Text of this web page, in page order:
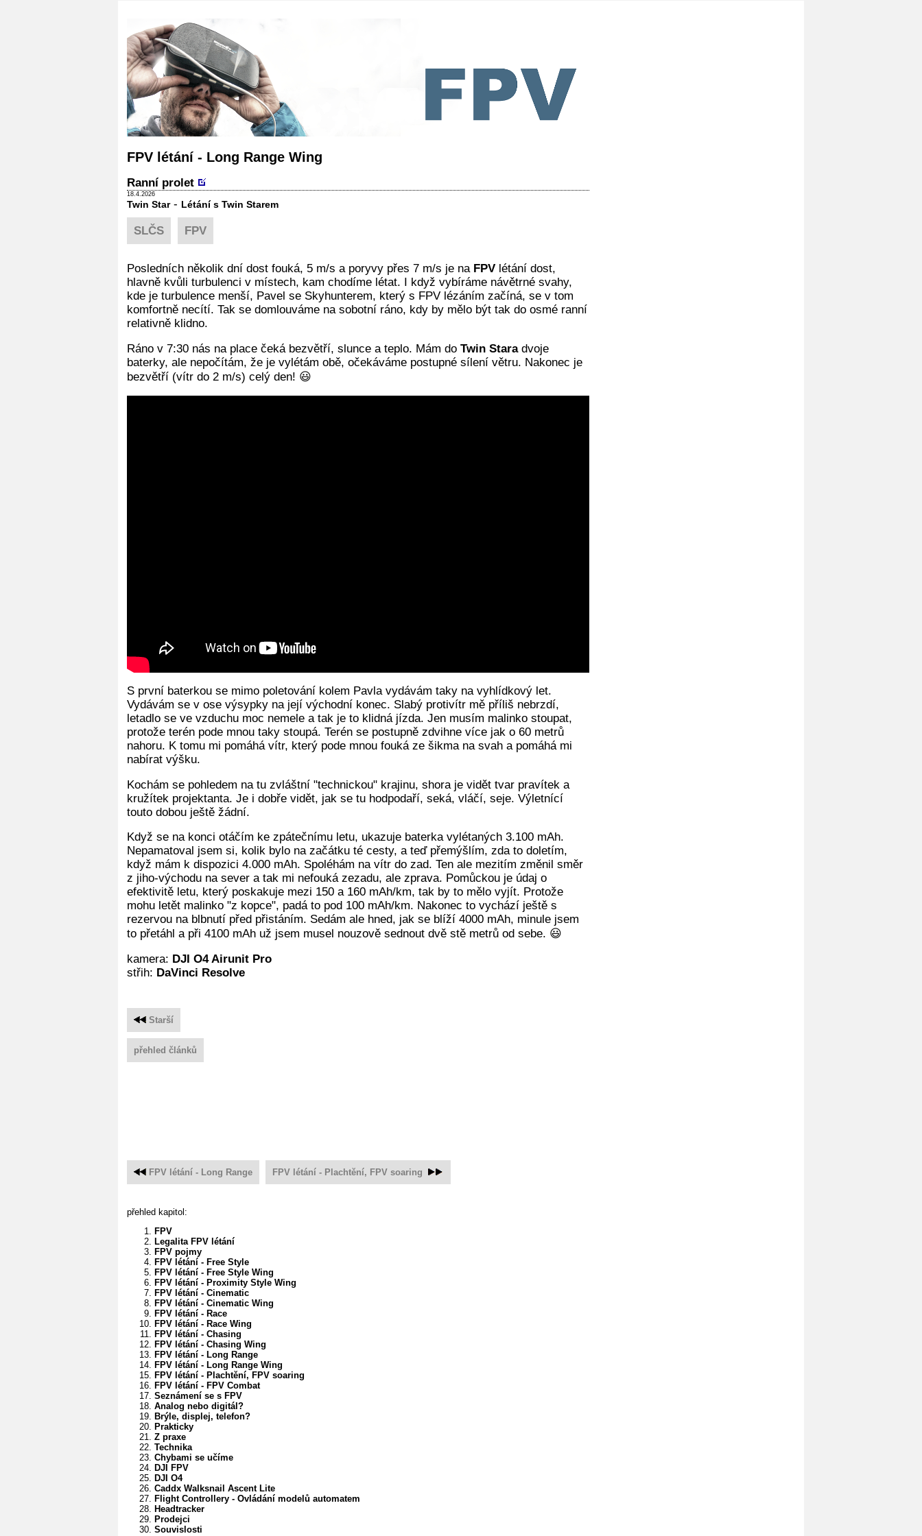
FPV létání - Long Range Wing
Ranní prolet
18.4.2026
Twin Star- Létání s Twin Starem
SLČS FPV
Posledních několik dní dost fouká, 5 m/s a poryvy přes 7 m/s je na FPV létání dost,
hlavně kvůli turbulenci v místech, kam chodíme létat. I když vybíráme návětrné svahy,
kde je turbulence menší, Pavel se Skyhunterem, který s FPV lézáním začíná, se v tom
komfortně necítí. Tak se domlouváme na sobotní ráno, kdy by mělo být tak do osmé ranní
relativně klidno.
Ráno v 7:30 nás na place čeká bezvětří, slunce a teplo. Mám do Twin Staradvoje
baterky, ale nepočítám, že je vylétám obě, očekáváme postupné sílení větru. Nakonec je
bezvětří (vítr do 2 m/s) celý den! 😃
S první baterkou se mimo poletování kolem Pavla vydávám taky na vyhlídkový let.
Vydávám se v ose výsypky na její východní konec. Slabý protivítr mě příliš nebrzdí,
letadlo se ve vzduchu moc nemele a tak je to klidná jízda. Jen musím malinko stoupat,
protože terén pode mnou taky stoupá. Terén se postupně zdvihne více jak o 60 metrů
nahoru. K tomu mi pomáhá vítr, který pode mnou fouká ze šikma na svah a pomáhá mi
nabírat výšku.
Kochám se pohledem na tu zvláštní "technickou" krajinu, shora je vidět tvar pravítek a
kružítek projektanta. Je i dobře vidět, jak se tu hodpodaří, seká, vláčí, seje. Výletnící
touto dobou ještě žádní.
Když se na konci otáčím ke zpátečnímu letu, ukazuje baterka vylétaných 3.100 mAh.
Nepamatoval jsem si, kolik bylo na začátku té cesty, a teď přemýšlím, zda to doletím,
když mám k dispozici 4.000 mAh. Spoléhám na vítr do zad. Ten ale mezitím změnil směr
z jiho-východu na sever a tak mi nefouká zezadu, ale zprava. Pomůckou je údaj o
efektivitě letu, který poskakuje mezi 150 a 160 mAh/km, tak by to mělo vyjít. Protože
mohu letět malinko "z kopce", padá to pod 100 mAh/km. Nakonec to vychází ještě s
rezervou na blbnutí před přistáním. Sedám ale hned, jak se blíží 4000 mAh, minule jsem
to přetáhl a při 4100 mAh už jsem musel nouzově sednout dvě stě metrů od sebe. 😃
kamera: DJI O4 Airunit Pro
střih: DaVinci Resolve
Starší
přehled článků
FPV létání - Long Range FPV létání - Plachtění, FPV soaring
přehled kapitol:
FPV
Legalita FPV létání
FPV pojmy
FPV létání - Free Style
FPV létání - Free Style Wing
FPV létání - Proximity Style Wing
FPV létání - Cinematic
FPV létání - Cinematic Wing
FPV létání - Race
FPV létání - Race Wing
FPV létání - Chasing
FPV létání - Chasing Wing
FPV létání - Long Range
FPV létání - Long Range Wing
FPV létání - Plachtění, FPV soaring
FPV létání - FPV Combat
Seznámení se s FPV
Analog nebo digitál?
Brýle, displej, telefon?
Prakticky
Z praxe
Technika
Chybami se učíme
DJI FPV
DJI O4
Caddx Walksnail Ascent Lite
Flight Controllery - Ovládání modelů automatem
Headtracker
Prodejci
Souvislosti